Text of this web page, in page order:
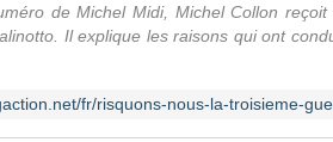
de Michel Midi, Michel Collon
Il explique les raisons qui ont